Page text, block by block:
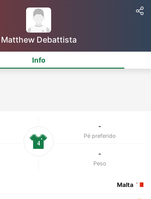
Matthew Debattista
Info
-
Pé preferido
-
Peso
4
Malta